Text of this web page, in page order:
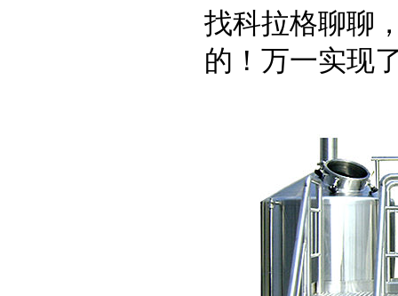
找科拉格聊聊
的！万一实现